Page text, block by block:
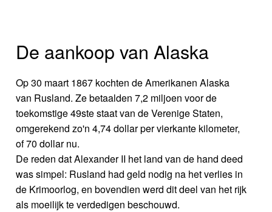
De aankoop van Alaska
Op 30 maart 1867 kochten de Amerikanen Alaska
van Rusland. Ze betaalden 7,2 miljoen voor de
toekomstige 49ste staat van de Verenige Staten,
omgerekend zo'n 4,74 dollar per vierkante kilometer,
of 70 dollar nu.
De reden dat Alexander II het land van de hand deed
was simpel: Rusland had geld nodig na het verlies in
de Krimoorlog, en bovendien werd dit deel van het rijk
als moeilijk te verdedigen beschouwd.